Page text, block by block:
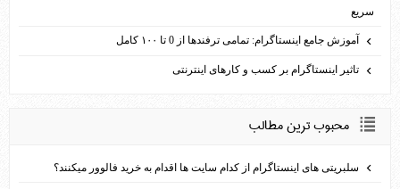
سریع
آموزش جامع اینستاگرام: تمامی ترفندها از 0 تا ۱۰۰ کامل
تاثیر اینستاگرام بر کسب و کارهای اینترنتی
محبوب ترين مطالب
سلبریتی های اینستاگرام از کدام سایت ها اقدام به خرید فالوور می­کنند؟